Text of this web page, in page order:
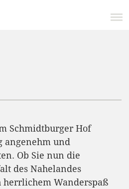
Schmidtburger Hof
und
Ob Sie nun die
des Nahelandes
herrlichem Wanderspaß